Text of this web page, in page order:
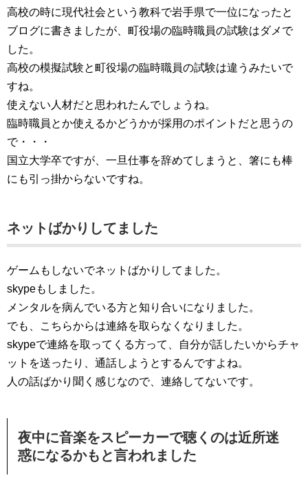
高校の時に現代社会という教科で岩手県で一位になったと
ブログに書きましたが、町役場の臨時職員の試験はダメで
した。
高校の模擬試験と町役場の臨時職員の試験は違うみたいで
すね。
使えない人材だと思われたんでしょうね。
臨時職員とか使えるかどうかが採用のポイントだと思うの
で・・・
国立大学卒ですが、一旦仕事を辞めてしまうと、箸にも棒
にも引っ掛からないですね。
ネットばかりしてました
ゲームもしないでネットばかりしてました。
skypeもしました。
メンタルを病んでいる方と知り合いになりました。
でも、こちらからは連絡を取らなくなりました。
skypeで連絡を取ってくる方って、自分が話したいからチャ
ットを送ったり、通話しようとするんですよね。
人の話ばかり聞く感じなので、連絡してないです。
夜中に音楽をスピーカーで聴くのは近所迷
惑になるかもと言われました